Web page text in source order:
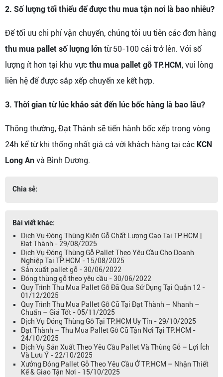
2. Số lượng tối thiểu để được thu mua tận nơi là bao nhiêu?
Để tối ưu chi phí vận chuyển, chúng tôi ưu tiên các đơn hàng
thu mua pallet số lượng lớn từ 50-100 cái trở lên. Với số
lượng ít hơn tại khu vực thu mua pallet gỗ TP.HCM, vui lòng
liên hệ để được sắp xếp chuyến xe kết hợp.
3. Thời gian từ lúc khảo sát đến lúc bốc hàng là bao lâu?
Thông thường, Đạt Thành sẽ tiến hành bốc xếp trong vòng
24h kể từ khi thống nhất giá cả với khách hàng tại các KCN
Long An và Bình Dương.
Chia sẻ:
Bài viết khác:
Dịch Vụ Đóng Thùng Kiện Gỗ Chất Lượng Cao Tại TP.HCM |
Đạt Thành - 29/08/2025
Dịch Vụ Đóng Thùng Gỗ Pallet Theo Yêu Cầu Cho Doanh
Nghiệp Tại TP.HCM - 15/08/2025
Sản xuất pallet gỗ - 30/06/2022
Đóng thùng gỗ theo yêu cầu - 30/06/2022
Quy Trình Thu Mua Pallet Gỗ Đã Qua Sử Dụng Tại Quận 12 -
01/12/2025
Quy Trình Thu Mua Pallet Gỗ Cũ Tại Đạt Thành – Nhanh –
Chuẩn – Giá Tốt - 05/11/2025
Dịch Vụ Đóng Thùng Gỗ Tại TP.HCM Uy Tín - 29/10/2025
Đạt Thành – Thu Mua Pallet Gỗ Cũ Tận Nơi Tại TP.HCM -
24/10/2025
Dịch Vụ Sản Xuất Theo Yêu Cầu Pallet Và Thùng Gỗ – Lợi Ích
Và Lưu Ý - 22/10/2025
Xưởng Đóng Pallet Gỗ Theo Yêu Cầu Ở TP.HCM – Nhận Thiết
Kế & Giao Tận Nơi - 15/10/2025